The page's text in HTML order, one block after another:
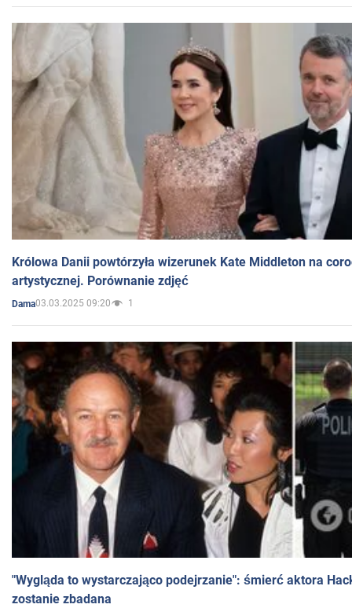
Królowa Danii powtórzyła wizerunek Kate Middleton na
artystycznej. Porównanie zdjęć
Dama03.03.2025 09:20 1
"Wygląda to wystarczająco podejrzanie": śmierć aktora
zostanie zbadana